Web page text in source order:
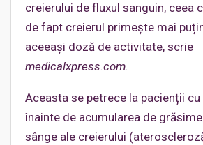
creierului de fluxul sanguin, ceea
de fapt creierul primește mai
aceeași doză de activitate, scrie
medicalxpress.com.
Aceasta se petrece la pacienții
înainte de acumularea de
sânge ale creierului